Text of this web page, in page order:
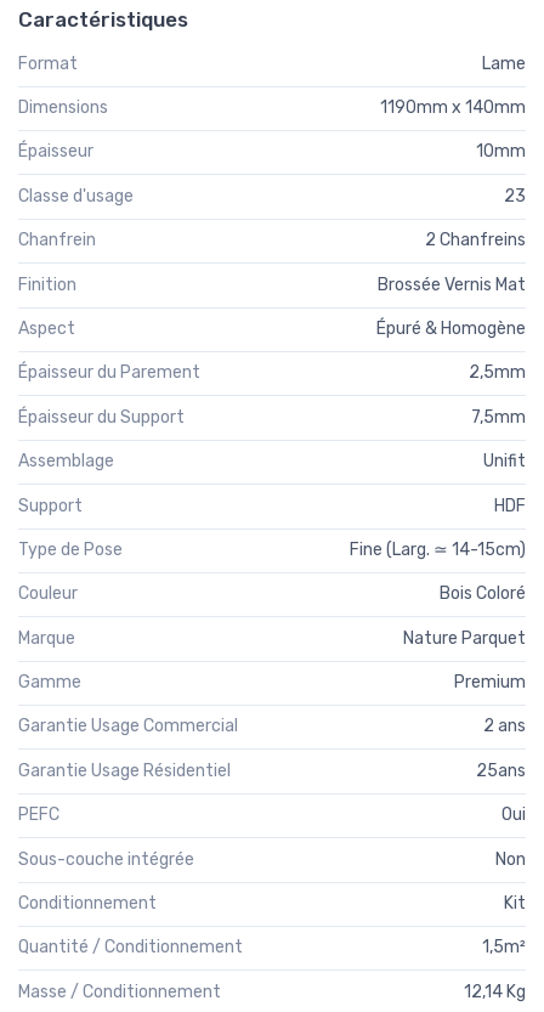
Caractéristiques
Format Lame
Dimensions 1190mm x 140mm
Épaisseur 10mm
Classe d'usage 23
Chanfrein 2 Chanfreins
Finition Brossée Vernis Mat
Aspect Épuré & Homogène
Épaisseur du Parement 2,5mm
Épaisseur du Support 7,5mm
Assemblage Unifit
Support HDF
Type de Pose Fine (Larg. ≃ 14-15cm)
Couleur Bois Coloré
Marque Nature Parquet
Gamme Premium
Garantie Usage Commercial 2 ans
Garantie Usage Résidentiel 25ans
PEFC Oui
Sous-couche intégrée Non
Conditionnement Kit
Quantité / Conditionnement 1,5m²
Masse / Conditionnement 12,14 Kg